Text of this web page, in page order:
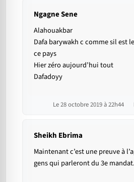
Ngagne Sene
Alahouakbar
Dafa barywakh c comme sil est
ce pays
Hier zéro aujourd’hui tout
Dafadoyy
Le 28 octobre 2019 à 22h44
Sheikh Ebrima
Maintenant c’est une preuve à
gens qui parleront du 3e mandat.